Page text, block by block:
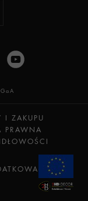
I ZAKUPU
PRAWNA